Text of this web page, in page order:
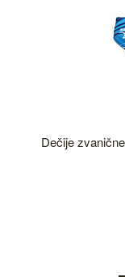
Dečije